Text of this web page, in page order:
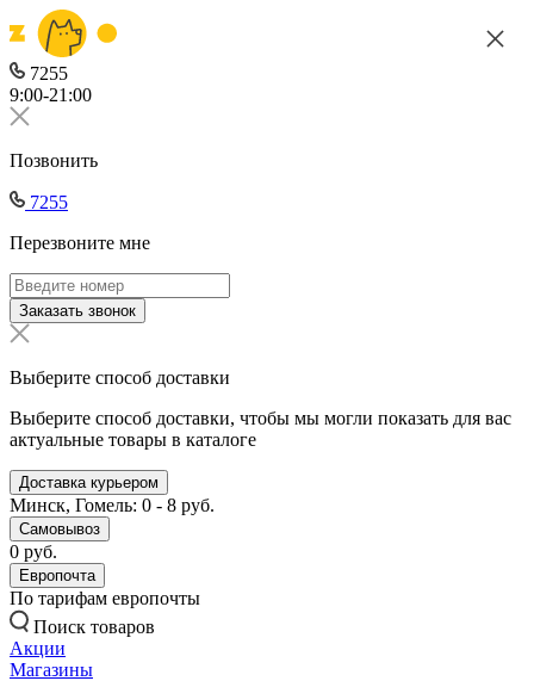
7255
9:00-21:00
Позвонить
7255
Перезвоните мне
Заказать звонок
Выберите способ доставки
Выберите способ доставки, чтобы мы могли показать для вас
актуальные товары в каталоге
Доставка курьером
Минск, Гомель: 0 - 8 руб.
Самовывоз
0 руб.
Европочта
По тарифам европочты
Поиск товаров
Акции
Магазины